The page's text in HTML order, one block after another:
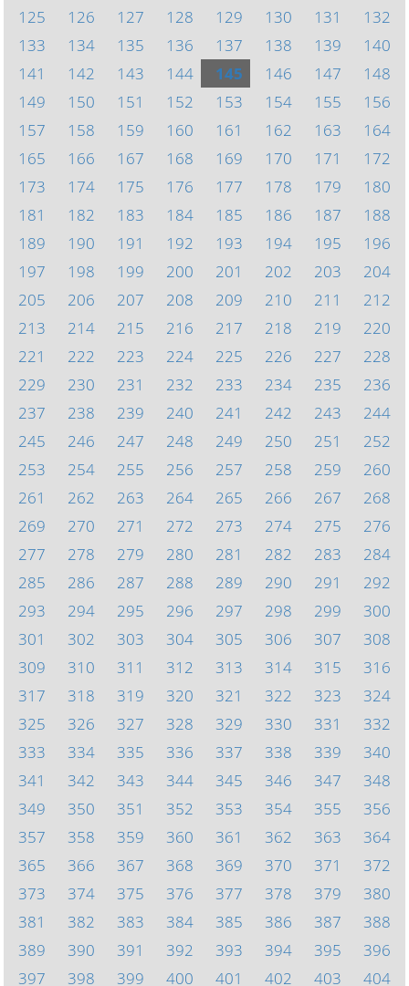
125
126 127 128 129 130 131
132
133
134 135 136 137 138 139
140
141
142 143 144 145 146 147
148
149
150 151 152 153 154 155
156
157
158 159 160 161 162 163
164
165
166 167 168 169 170 171
172
173
174 175 176 177 178 179
180
181
182 183 184 185 186 187
188
189
190 191 192 193 194 195
196
197
198 199 200 201 202 203
204
205
206 207 208 209 210 211
212
213
214 215 216 217 218 219
220
221
222 223 224 225 226 227
228
229
230 231 232 233 234 235
236
237
238 239 240 241 242 243
244
245
246 247 248 249 250 251
252
253
254 255 256 257 258 259
260
261
262 263 264 265 266 267
268
269
270 271 272 273 274 275
276
277
278 279 280 281 282 283
284
285
286 287 288 289 290 291
292
293
294 295 296 297 298 299
300
301
302 303 304 305 306 307
308
309
310 311 312 313 314 315
316
317
318 319 320 321 322 323
324
325
326 327 328 329 330 331
332
333
334 335 336 337 338 339
340
341
342 343 344 345 346 347
348
349
350 351 352 353 354 355
356
357
358 359 360 361 362 363
364
365
366 367 368 369 370 371
372
373
374 375 376 377 378 379
380
381
382 383 384 385 386 387
388
389
390 391 392 393 394 395
396
397
398 399 400 401 402 403 404